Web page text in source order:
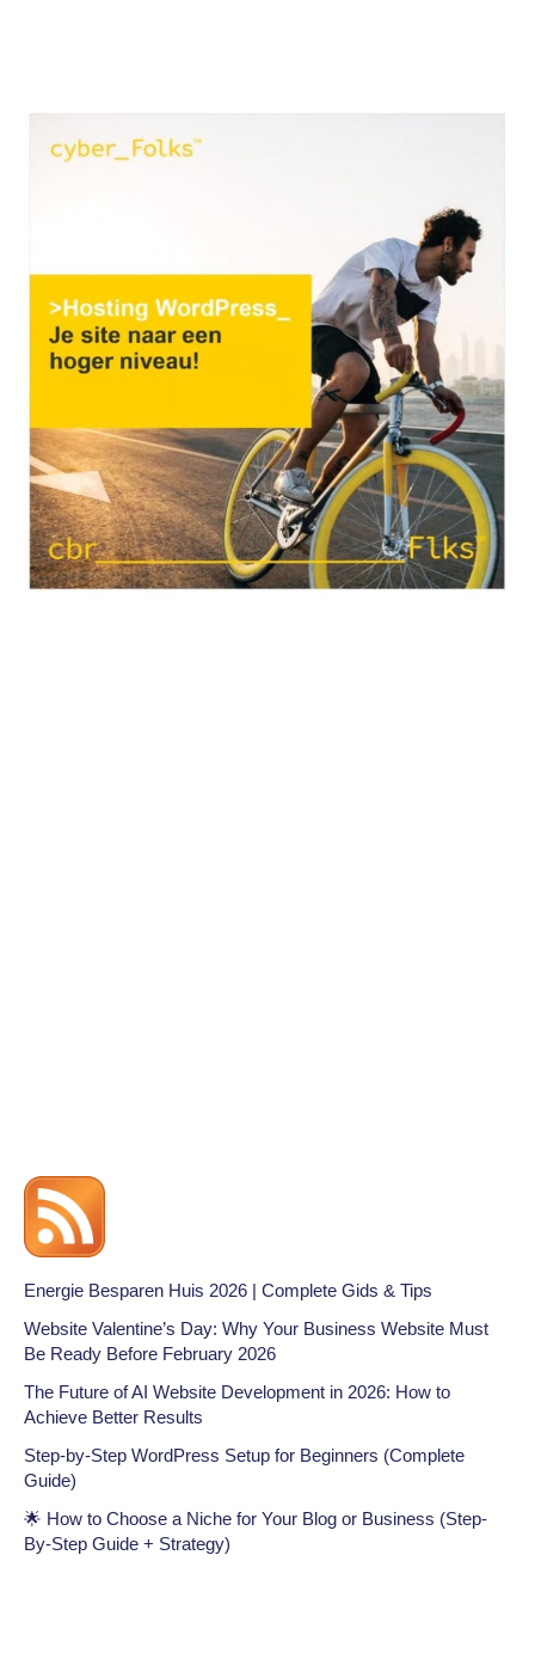
Energie Besparen Huis 2026 | Complete Gids & Tips
Website Valentine’s Day: Why Your Business Website Must
Be Ready Before February 2026
The Future of AI Website Development in 2026: How to
Achieve Better Results
Step-by-Step WordPress Setup for Beginners (Complete
Guide)
🌟 How to Choose a Niche for Your Blog or Business (Step-
By-Step Guide + Strategy)